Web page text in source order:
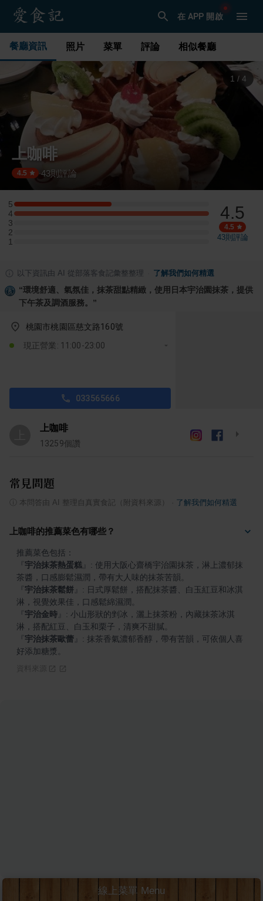
在 APP 開啟
餐廳資訊 照片 菜單 評論 相似餐廳
1 / 4
上咖啡
4.5 ·43則評論
5
5 星：2 則評論
4
4 星：4 則評論
3
3 星：0 則評論
2
2 星：0 則評論
1
1 星：0 則評論
4.5
4.5
43則評論
以下資訊由 AI 從部落客食記彙整整理 了解我們如何精選
“環境舒適、氣氛佳，抹茶甜點精緻，使用日本宇治園抹茶，提供
下午茶及調酒服務。 ”
桃園市桃園區慈文路160號
現正營業: 11:00-23:00
033565666
上咖啡
13259個讚
常見問題
本問答由 AI 整理自真實食記（附資料來源） 了解我們如何精選
上咖啡的推薦菜色有哪些？
宇治抹茶熱蛋糕
: 使用大阪心齋橋宇治園抹茶，淋上濃郁抹
宇治抹茶鬆餅
: 日式厚鬆餅，搭配抹茶醬、白玉紅豆和冰淇
宇治金時
: 小山形狀的剉冰，灑上抹茶粉，內藏抹茶冰淇
宇治抹茶歐蕾
: 抹茶香氣濃郁香醇，帶有苦韻，可依個人喜
好添加糖漿。
線上菜單 Menu